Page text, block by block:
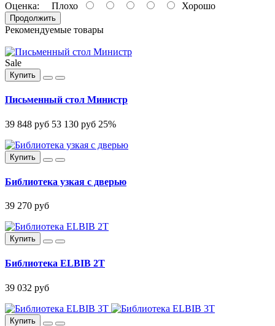
Оценка: Плохо Хорошо
Продолжить
Рекомендуемые товары
Sale
Купить
Письменный стол Министр
39 848 руб 53 130 руб 25%
Купить
Библиотека узкая с дверью
39 270 руб
Купить
Библиотека ELBIB 2Т
39 032 руб
Купить